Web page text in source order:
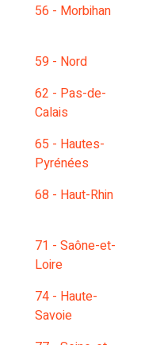
56 - Morbihan
59 - Nord
62 - Pas-de-
Calais
65 - Hautes-
Pyrénées
68 - Haut-Rhin
71 - Saône-et-
Loire
74 - Haute-
Savoie